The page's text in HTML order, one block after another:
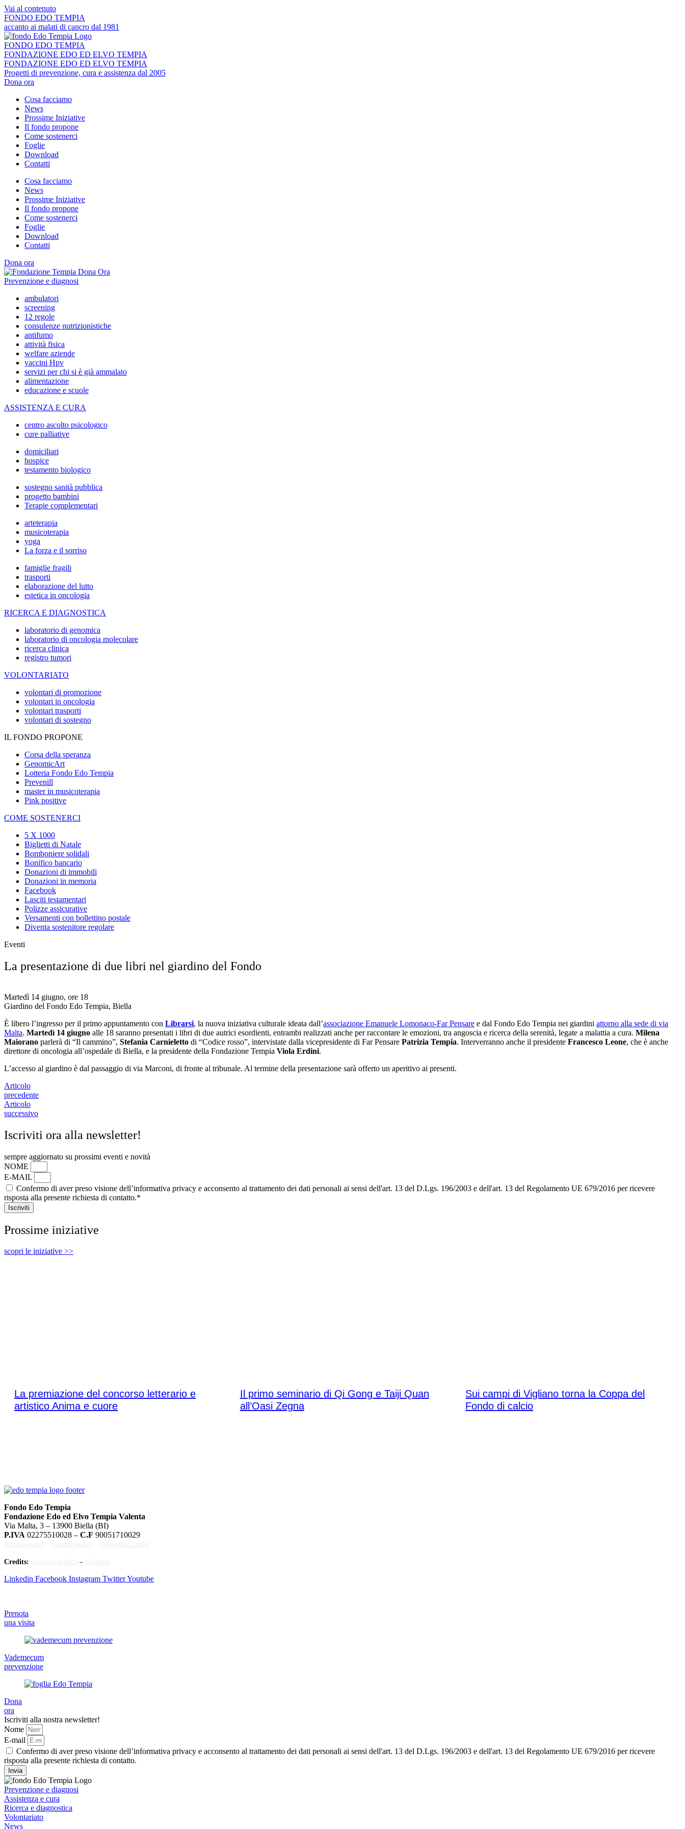
Vai al contenuto
FONDO EDO TEMPIA
accanto ai malati di cancro dal 1981
FONDO EDO TEMPIA
FONDAZIONE EDO ED ELVO TEMPIA
FONDAZIONE EDO ED ELVO TEMPIA
Progetti di prevenzione, cura e assistenza dal 2005
Dona ora
Cosa facciamo
News
Prossime Iniziative
Il fondo propone
Come sostenerci
Foglie
Download
Contatti
Cosa facciamo
News
Prossime Iniziative
Il fondo propone
Come sostenerci
Foglie
Download
Contatti
Dona ora
Prevenzione e diagnosi
ambulatori
screening
12 regole
consulenze nutrizionistiche
antifumo
attività fisica
welfare aziende
vaccini Hpv
servizi per chi si è già ammalato
alimentazione
educazione e scuole
ASSISTENZA E CURA
centro ascolto psicologico
cure palliative
domiciliari
hospice
testamento biologico
sostegno sanità pubblica
progetto bambini
Terapie complementari
arteterapia
musicoterapia
yoga
La forza e il sorriso
famiglie fragili
trasporti
elaborazione del lutto
estetica in oncologia
RICERCA E DIAGNOSTICA
laboratorio di genomica
laboratorio di oncologia molecolare
ricerca clinica
registro tumori
VOLONTARIATO
volontari di promozione
volontari in oncologia
volontari trasporti
volontari di sostegno
IL FONDO PROPONE
Corsa della speranza
GenomicArt
Lotteria Fondo Edo Tempia
Prevenill
master in musicoterapia
Pink positive
COME SOSTENERCI
5 X 1000
Biglietti di Natale
Bomboniere solidali
Bonifico bancario
Donazioni di immobili
Donazioni in memoria
Facebook
Lasciti testamentari
Polizze assicurative
Versamenti con bollettino postale
Diventa sostenitore regolare
Eventi
La presentazione di due libri nel giardino del Fondo
Martedì 14 giugno, ore 18
Giardino del Fondo Edo Tempia, Biella
È libero l’ingresso per il primo appuntamento con Librarsi, la nuova iniziativa culturale ideata dall’associazione Emanuele Lomonaco-Far Pensare e dal Fondo Edo Tempia nei giardini attorno alla sede di via
Malta. Martedì 14 giugno alle 18 saranno presentati i libri di due autrici esordienti, entrambi realizzati anche per raccontare le emozioni, tra angoscia e ricerca della serenità, legate a malattia a cura. Milena
Maiorano parlerà di “Il cammino”, Stefania Carnieletto di “Codice rosso”, intervistate dalla vicepresidente di Far Pensare Patrizia Tempia. Interverranno anche il presidente Francesco Leone, che è anche
direttore di oncologia all’ospedale di Biella, e la presidente della Fondazione Tempia Viola Erdini.
L’accesso al giardino è dal passaggio di via Marconi, di fronte al tribunale. Al termine della presentazione sarà offerto un aperitivo ai presenti.
Articolo
precedente
Articolo
successivo
Iscriviti ora alla newsletter!
sempre aggiornato su prossimi eventi e novità
NOME
E-MAIL
Confermo di aver preso visione dell’informativa privacy e acconsento al trattamento dei dati personali ai sensi dell'art. 13 del D.Lgs. 196/2003 e dell'art. 13 del Regolamento UE 679/2016 per ricevere
risposta alla presente richiesta di contatto.*
Iscriviti
Prossime iniziative
scopri le iniziative >>
La premiazione del concorso letterario e
artistico Anima e cuore
Il primo seminario di Qi Gong e Taiji Quan
all’Oasi Zegna
Sui campi di Vigliano torna la Coppa del
Fondo di calcio
Fondo Edo Tempia
Fondazione Edo ed Elvo Tempia Valenta
Via Malta, 3 – 13900 Biella (BI)
P.IVA 02275510028 – C.F 90051710029
Privacy policy – Cookie policy – Preferenze cookie
Credits: progetto grafico – sviluppo
Linkedin Facebook Instagram TwitterYoutube
Prenota
una visita
Vademecum
prevenzione
Dona
ora
Iscriviti alla nostra newsletter!
Nome
E-mail
Confermo di aver preso visione dell’informativa privacy e acconsento al trattamento dei dati personali ai sensi dell'art. 13 del D.Lgs. 196/2003 e dell'art. 13 del Regolamento UE 679/2016 per ricevere
risposta alla presente richiesta di contatto.
Invia
Prevenzione e diagnosi
Assistenza e cura
Ricerca e diagnostica
Volontariato
News